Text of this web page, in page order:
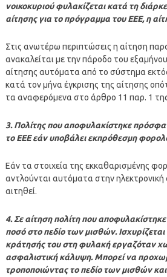
νοικοκυριού φυλακίζεται κατά τη
αίτησης για το πρόγραμμα του ΕΕΕ, η
Στις ανωτέρω περιπτώσεις η αίτηση
ανακαλείται με την πάροδο του
αίτησης αυτόματα από το σύστημα
κατά τον μήνα έγκρισης της αίτησης
τα αναφερόμενα στο άρθρο 11 παρ. 1
3. Πολίτης που αποφυλακίστηκε
το ΕΕΕ εάν υποβάλει εκπρόθεσμη
Εάν τα στοιχεία της εκκαθαρισμένης
αντλούνται αυτόματα στην ηλεκτρονική
αιτηθεί.
4. Σε αίτηση πολίτη που
ποσό στο πεδίο των μισθών. Ισχυρίζεται
κράτησής του στη φυλακή εργαζόταν
ασφαλιστική κάλυψη. Μπορεί να
τροποποιώντας το πεδίο των μισθών και